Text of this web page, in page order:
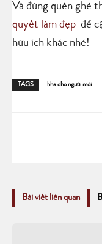
Và đừng quên ghé
quyết làm đẹp để
hữu ích khác nhé!
TAGS bha cho người mới
Bài viết liên quan